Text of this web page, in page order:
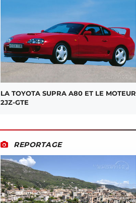
LA TOYOTA SUPRA A80 ET LE MOTEUR
2JZ-GTE
REPORTAGE